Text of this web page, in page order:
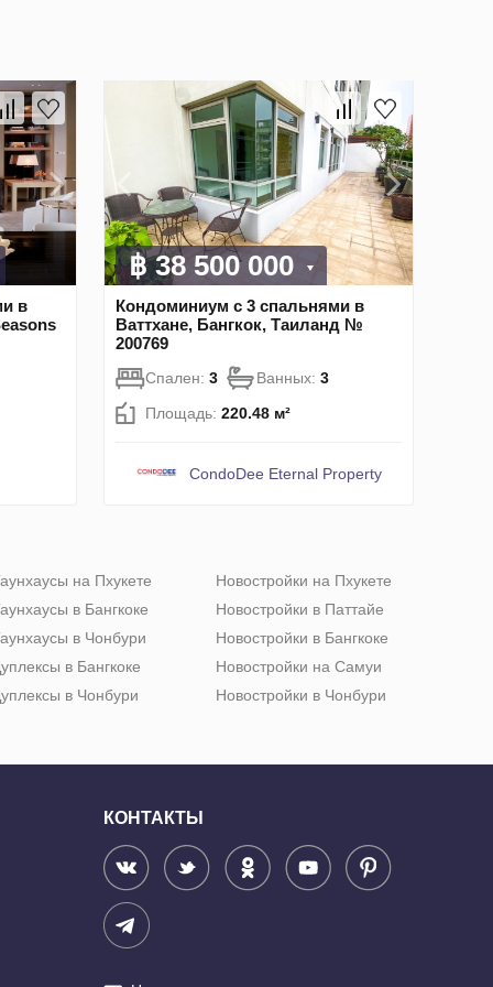
в
฿ 38 500 000
Кондоминиум с 3 спальнями в
Ваттхане, Бангкок, Таиланд №
200769
Спален: 3 Ванных: 3
Площадь: 220.48 м²
CondoDee Eternal Property
на Пхукете
в Бангкоке
в Чонбури
в Бангкоке
в Чонбури
Новостройки на Пхукете
Новостройки в Паттайе
Новостройки в Бангкоке
Новостройки на Самуи
Новостройки в Чонбури
КОНТАКТЫ